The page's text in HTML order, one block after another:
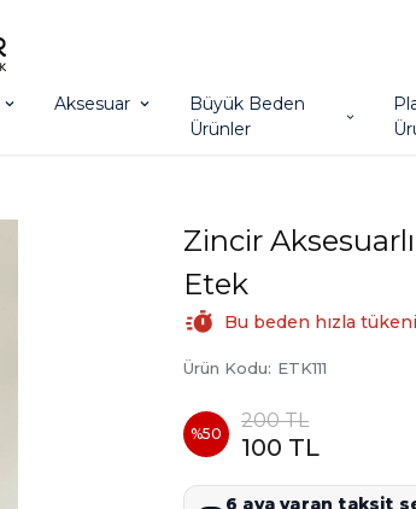
Aksesuar
Büyük Beden
Ürünler
Zincir
Etek
Bu beden hızla
Ürün Kodu: ETK111
%50
200 TL
100 TL
6 aya varan taksit